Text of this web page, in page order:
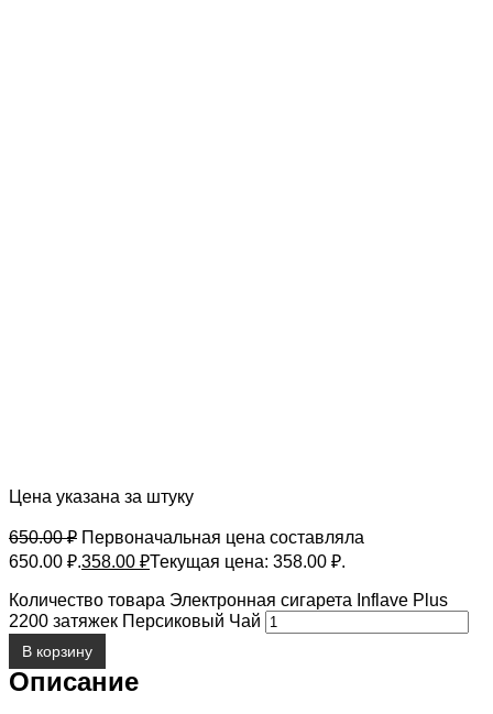
Цена указана за штуку
650.00₽ Первоначальная цена составляла
650.00 ₽.358.00 ₽Текущая цена: 358.00 ₽.
Количество товара Электронная сигарета Inflave Plus
2200 затяжек Персиковый Чай
В корзину
Описание